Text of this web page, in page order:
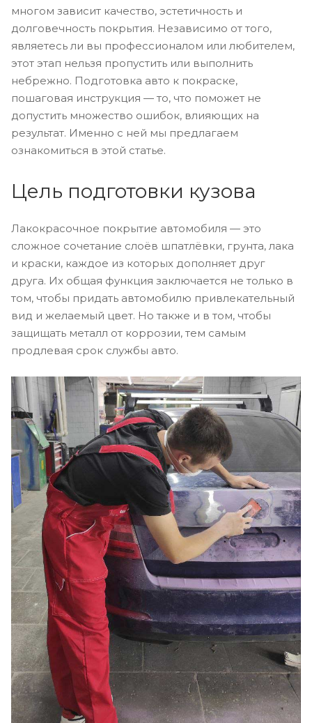
многом зависит качество, эстетичность и
долговечность покрытия. Независимо от того,
являетесь ли вы профессионалом или любителем,
этот этап нельзя пропустить или выполнить
небрежно. Подготовка авто к покраске,
пошаговая инструкция — то, что поможет не
допустить множество ошибок, влияющих на
результат. Именно с ней мы предлагаем
ознакомиться в этой статье.
Цель подготовки кузова
Лакокрасочное покрытие автомобиля — это
сложное сочетание слоёв шпатлёвки, грунта, лака
и краски, каждое из которых дополняет друг
друга. Их общая функция заключается не только в
том, чтобы придать автомобилю привлекательный
вид и желаемый цвет. Но также и в том, чтобы
защищать металл от коррозии, тем самым
продлевая срок службы авто.